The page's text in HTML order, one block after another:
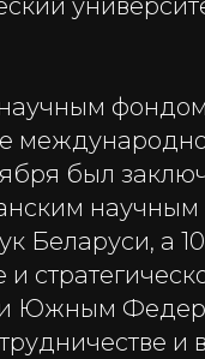
фондом
был
Беларуси, а
и
Южным